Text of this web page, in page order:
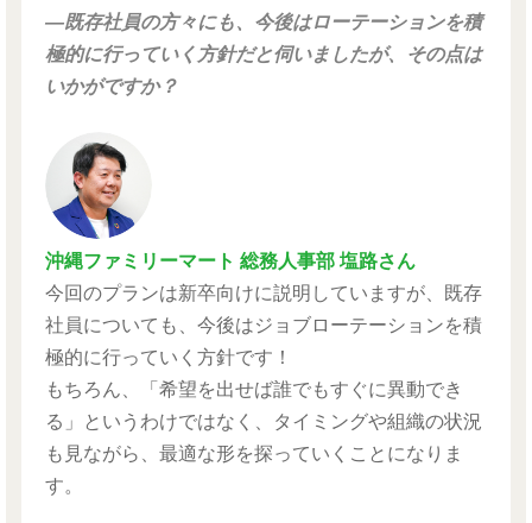
―既存社員の方々にも、今後はローテーションを積
極的に行っていく方針だと伺いましたが、その点は
いかがですか？
沖縄ファミリーマート 総務人事部 塩路さん
今回のプランは新卒向けに説明していますが、既存
社員についても、今後はジョブローテーションを積
極的に行っていく方針です！
もちろん、「希望を出せば誰でもすぐに異動でき
る」というわけではなく、タイミングや組織の状況
も見ながら、最適な形を探っていくことになりま
す。